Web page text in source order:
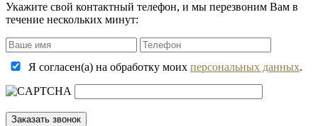
Укажите свой контактный телефон, и мы перезвоним Вам в
течение нескольких минут:
Я согласен(а) на обработку моих персональных данных.